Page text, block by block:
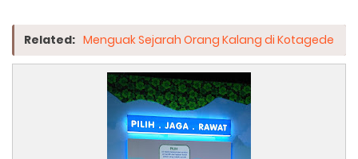
Related: Menguak Sejarah Orang Kalang di Kotagede